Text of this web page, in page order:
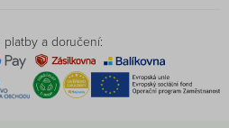
platby a doručení: